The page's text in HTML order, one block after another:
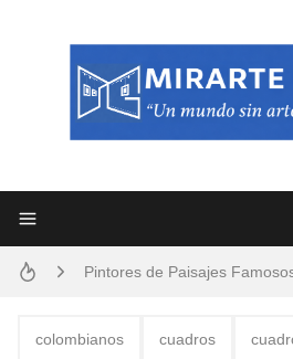
Pintores de Paisajes
colombianos cuadros